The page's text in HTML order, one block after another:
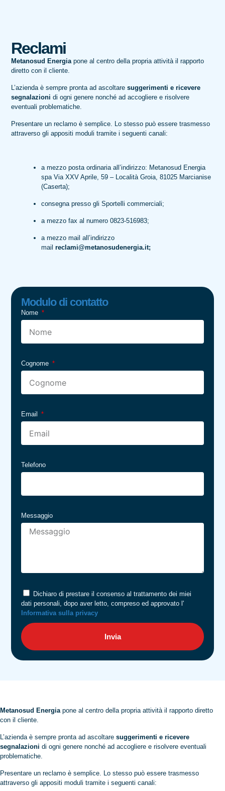
Reclami
Metanosud Energiapone al centro della propria attività il rapporto
diretto con il cliente.
L’azienda è sempre pronta ad ascoltaresuggerimenti e ricevere
segnalazioni di ogni genere nonché ad accogliere e risolvere
eventuali problematiche.
Presentare un reclamo è semplice. Lo stesso può essere trasmesso
attraverso gli appositi moduli tramite i seguenti canali:
a mezzo posta ordinaria all’indirizzo: Metanosud Energia
spa Via XXV Aprile, 59 – Località Groia, 81025 Marcianise
(Caserta);
consegna presso gli Sportelli commerciali;
a mezzo fax al numero 0823-516983;
a mezzo mail all’indirizzo
mailreclami@metanosudenergia.it;
Modulo di contatto
Nome
Cognome
Email
Telefono
Messaggio
Dichiaro di prestare il consenso al trattamento dei miei
dati personali, dopo aver letto, compreso ed approvato l'
Informativa sulla privacy
Invia
Metanosud Energiapone al centro della propria attività il rapporto diretto
con il cliente.
L’azienda è sempre pronta ad ascoltare suggerimenti e ricevere
segnalazioni di ogni genere nonché ad accogliere e risolvere eventuali
problematiche.
Presentare un reclamo è semplice. Lo stesso può essere trasmesso
attraverso gli appositi moduli tramite i seguenti canali: